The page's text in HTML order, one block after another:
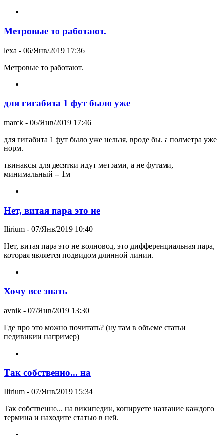
Метровые то работают.
lexa - 06/Янв/2019 17:36
Метровые то работают.
для гигабита 1 фут было уже
marck - 06/Янв/2019 17:46
для гигабита 1 фут было уже нельзя, вроде бы. а полметра уже
норм.
твинаксы для десятки идут метрами, а не футами,
минимальный -- 1м
Нет, витая пара это не
Ilirium - 07/Янв/2019 10:40
Нет, витая пара это не волновод, это дифференциальная пара,
которая является подвидом длинной линии.
Хочу все знать
avnik - 07/Янв/2019 13:30
Где про это можно почитать? (ну там в объеме статьи
педивикии например)
Так собственно... на
Ilirium - 07/Янв/2019 15:34
Так собственно... на википедии, копируете название каждого
термина и находите статью в ней.